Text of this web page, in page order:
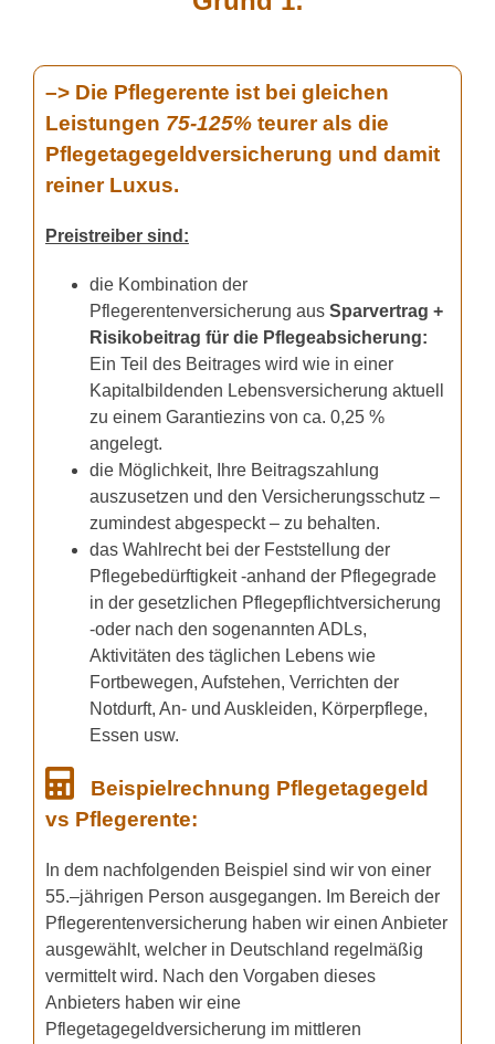
–> Die Pflegerente ist bei gleichen
Leistungen 75-125%teurer als die
Pflegetagegeldversicherung und damit
reiner Luxus.
Preistreiber sind:
die Kombination der
Pflegerentenversicherung aus Sparvertrag +
Risikobeitrag für die Pflegeabsicherung:
Ein Teil des Beitrages wird wie in einer
Kapitalbildenden Lebensversicherung aktuell
zu einem Garantiezins von ca. 0,25 %
angelegt.
die Möglichkeit, Ihre Beitragszahlung
auszusetzen und den Versicherungsschutz –
zumindest abgespeckt – zu behalten.
das Wahlrecht bei der Feststellung der
Pflegebedürftigkeit -anhand der Pflegegrade
in der gesetzlichen Pflegepflichtversicherung
-oder nach den sogenannten ADLs,
Aktivitäten des täglichen Lebens wie
Fortbewegen, Aufstehen, Verrichten der
Notdurft, An- und Auskleiden, Körperpflege,
Essen usw.
Beispielrechnung Pflegetagegeld
vs Pflegerente:
In dem nachfolgenden Beispiel sind wir von einer
55.–jährigen Person ausgegangen. Im Bereich der
Pflegerentenversicherung haben wir einen Anbieter
ausgewählt, welcher in Deutschland regelmäßig
vermittelt wird. Nach den Vorgaben dieses
Anbieters haben wir eine
Pflegetagegeldversicherung im mittleren